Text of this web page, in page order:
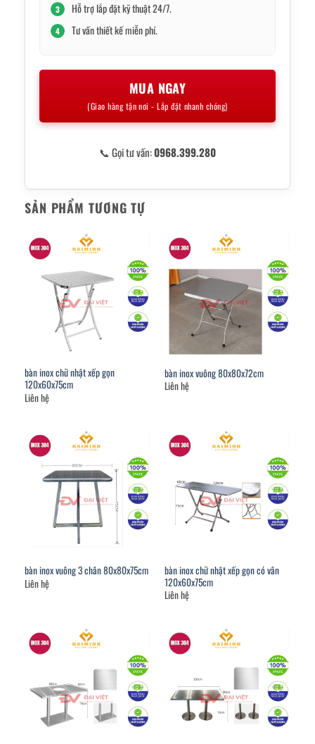
3 Hỗ trợ lắp đặt kỹ thuật 24/7.
4 Tư vấn thiết kế miễn phí.
MUA NGAY
(Giao hàng tận nơi - Lắp đặt nhanh chóng)
📞 Gọi tư vấn:0968.399.280
SẢN PHẨM TƯƠNG TỰ
bàn inox chữ nhật xếp gọn
120x60x75cm
Liên hệ
bàn inox vuông 80x80x72cm
Liên hệ
bàn inox vuông 3 chân 80x80x75cm
Liên hệ
bàn inox chữ nhật xếp gọn có vân
120x60x75cm
Liên hệ